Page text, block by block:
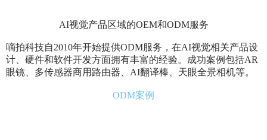
AI视觉产品区域的OEM和ODM服务
嘀拍科技自2010年开始提供ODM服务，在AI视觉相关产品设
计、硬件和软件开发方面拥有丰富的经验。成功案例包括AR
眼镜、多传感器商用路由器、AI翻译棒、天眼全景相机等。
ODM案例